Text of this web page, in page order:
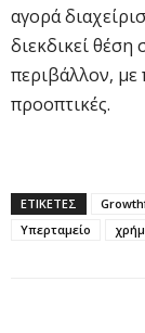
αγορά
διεκδικεί θέση
περιβάλλον, με
προοπτικές.
ΕΤΙΚΕΤΕΣ
Υπερταμείο